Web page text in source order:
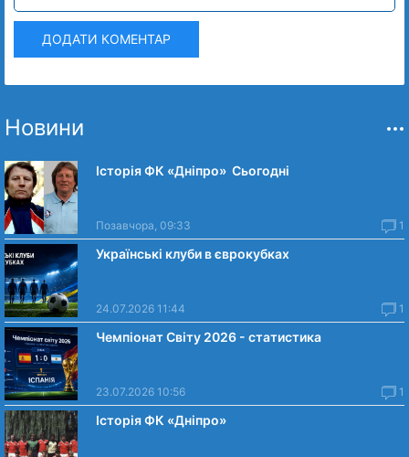
ДОДАТИ КОМЕНТАР
Новини
Історія ФК «Дніпро» Сьогодні
Позавчора, 09:33 1
Українські клуби в єврокубках
24.07.2026 11:44 1
Чемпіонат Світу 2026 - статистика
23.07.2026 10:56 1
Історія ФК «Дніпро»